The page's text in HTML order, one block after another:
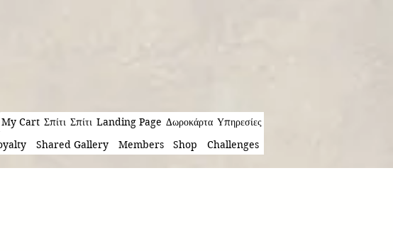
My Cart Σπίτι Σπίτι Landing Page Δωροκάρτα Υπηρεσίες
Shared Gallery Members Shop Challenges